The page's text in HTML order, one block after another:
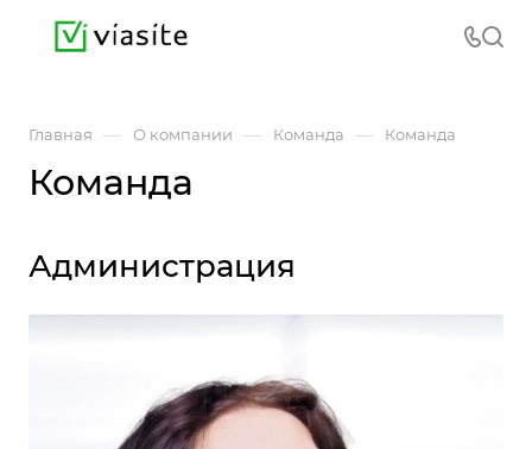
Главная — О компании — Команда — Команда
Команда
Администрация